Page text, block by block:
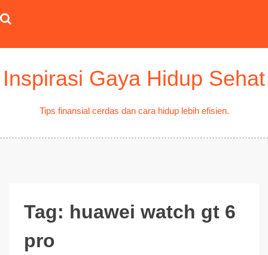
to
Inspirasi Gaya Hidup Sehat
Tips finansial cerdas dan cara hidup lebih efisien.
Tag: huawei watch gt 6
pro